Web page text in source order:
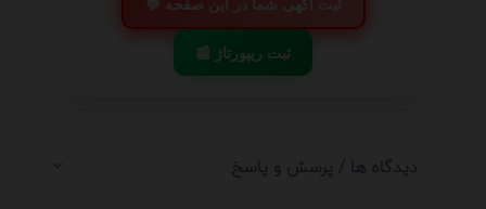
📰 ثبت ریپورتاژ
دیدگاه ها / پرسش و پاسخ